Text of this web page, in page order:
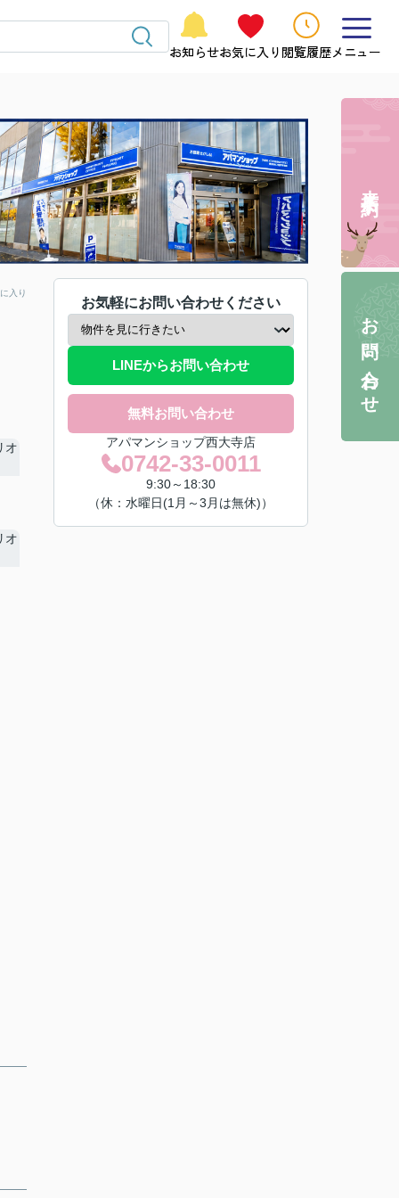
お知らせお気に入り 閲覧履歴メニュー
入り
お気軽にお問い合わせください
LINEからお問い合わせ
無料お問い合わせ
アパマンショップ西大寺店
0742-33-0011
9:30～18:30
（休：水曜日(1月～3月は無休)）
お問い合わせ